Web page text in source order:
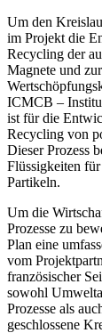
Um den
im Projekt die
Recycling der
Magnete und
ICMCB –
ist für die
Recycling von
Dieser Prozess
Flüssigkeiten
Partikeln.
Um die
Prozesse zu
Plan eine
vom
französischer
sowohl
Prozesse als
geschlossene